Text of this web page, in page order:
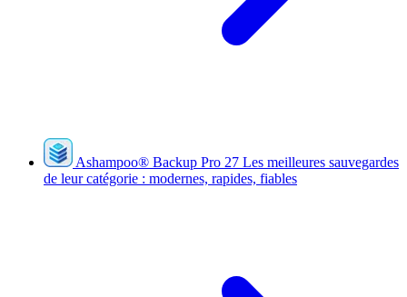
Ashampoo® Backup Pro 27 Les meilleures sauvegardes
de leur catégorie : modernes, rapides, fiables